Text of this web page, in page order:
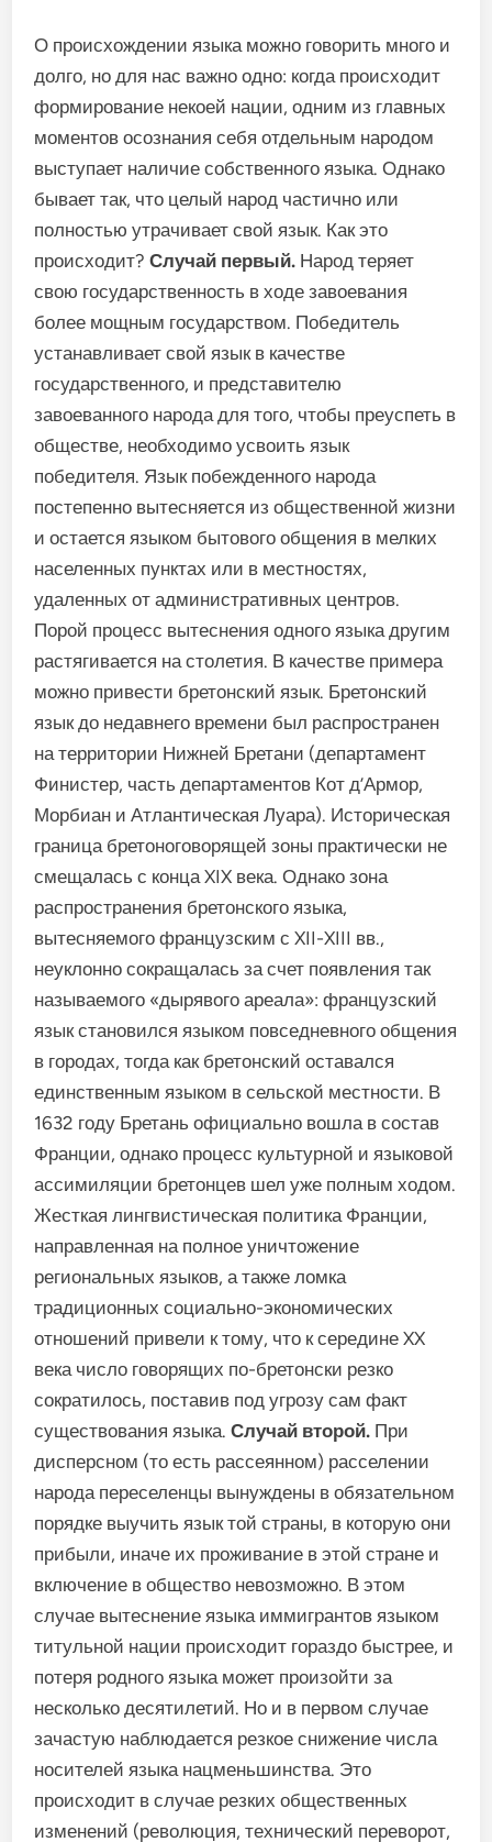
О происхождении языка можно говорить много и
долго, но для нас важно одно: когда происходит
формирование некоей нации, одним из главных
моментов осознания себя отдельным народом
выступает наличие собственного языка. Однако
бывает так, что целый народ частично или
полностью утрачивает свой язык. Как это
происходит?Случай первый. Народ теряет
свою государственность в ходе завоевания
более мощным государством. Победитель
устанавливает свой язык в качестве
государственного, и представителю
завоеванного народа для того, чтобы преуспеть в
обществе, необходимо усвоить язык
победителя. Язык побежденного народа
постепенно вытесняется из общественной жизни
и остается языком бытового общения в мелких
населенных пунктах или в местностях,
удаленных от административных центров.
Порой процесс вытеснения одного языка другим
растягивается на столетия. В качестве примера
можно привести бретонский язык. Бретонский
язык до недавнего времени был распространен
на территории Нижней Бретани (департамент
Финистер, часть департаментов Кот д’Армор,
Морбиан и Атлантическая Луара). Историческая
граница бретоноговорящей зоны практически не
смещалась с конца XIX века. Однако зона
распространения бретонского языка,
вытесняемого французским с XII-XIII вв.,
неуклонно сокращалась за счет появления так
называемого «дырявого ареала»: французский
язык становился языком повседневного общения
в городах, тогда как бретонский оставался
единственным языком в сельской местности. В
1632 году Бретань официально вошла в состав
Франции, однако процесс культурной и языковой
ассимиляции бретонцев шел уже полным ходом.
Жесткая лингвистическая политика Франции,
направленная на полное уничтожение
региональных языков, а также ломка
традиционных социально-экономических
отношений привели к тому, что к середине XX
века число говорящих по-бретонски резко
сократилось, поставив под угрозу сам факт
существования языка.Случай второй. При
дисперсном (то есть рассеянном) расселении
народа переселенцы вынуждены в обязательном
порядке выучить язык той страны, в которую они
прибыли, иначе их проживание в этой стране и
включение в общество невозможно. В этом
случае вытеснение языка иммигрантов языком
титульной нации происходит гораздо быстрее, и
потеря родного языка может произойти за
несколько десятилетий. Но и в первом случае
зачастую наблюдается резкое снижение числа
носителей языка нацменьшинства. Это
происходит в случае резких общественных
изменений (революция, технический переворот,